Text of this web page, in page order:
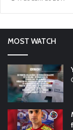
MOST WATCH